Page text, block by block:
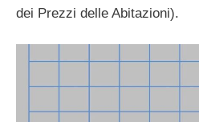
dei Prezzi delle Abitazioni).